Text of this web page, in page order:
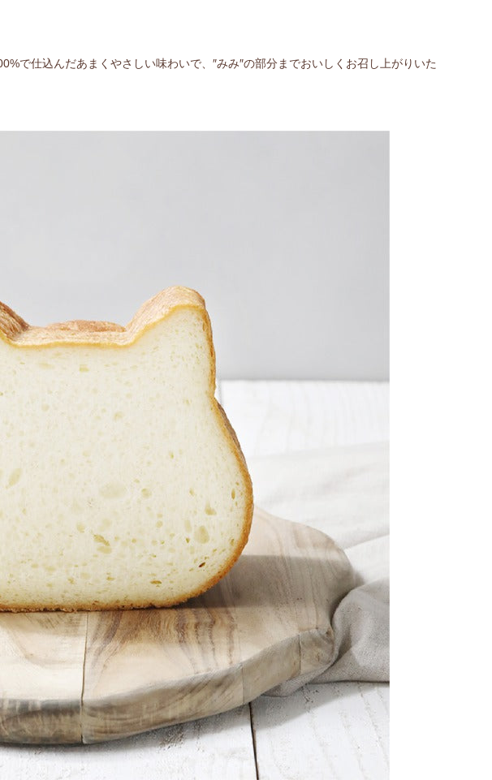
で仕込んだあまくやさしい味わいで、″みみ″の部分までおいしくお召し上がりいた